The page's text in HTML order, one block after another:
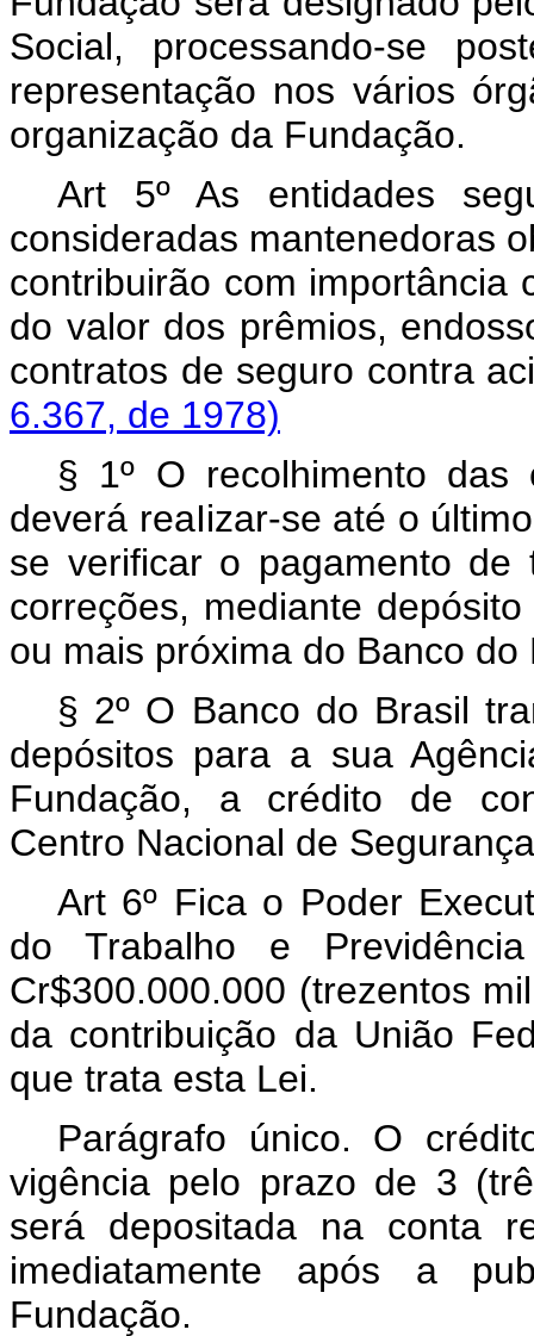
Social, processando-se
representação nos vários
organização da Fundação.
Art 5º As entidades
consideradas mantenedoras
contribuirão com importância
do valor dos prêmios,
contratos de seguro
6.367, de 1978)
§ 1º O recolhimento das
deverá reaIizar-se até o
se verificar o pagamento de
correções, mediante
ou mais próxima do Banco do
§ 2º O Banco do Brasil
depósitos para a sua
Fundação, a crédito de
Centro Nacional de
Art 6º Fica o Poder
do Trabalho e
Cr$300.000.000 (trezentos
da contribuição da União
que trata esta Lei.
Parágrafo único. O
vigência pelo prazo de 3
será depositada na conta
imediatamente após a
Fundação.